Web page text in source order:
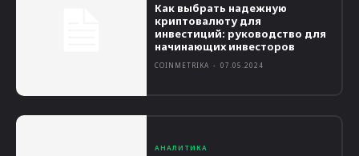
Как выбрать надежную
криптовалюту для
инвестиций: руководство для
начинающих инвесторов
COINMETRIKA - 07.05.2024
АНАЛИТИКА